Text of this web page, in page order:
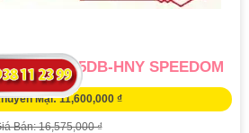
SD49225DB-HNY SPEEDOM
Mại: 11,600,000 ₫
Bán: 16,575,000 ₫